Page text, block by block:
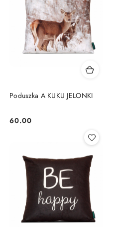
Poduszka A KUKU JELONKI
Cena:
60.00